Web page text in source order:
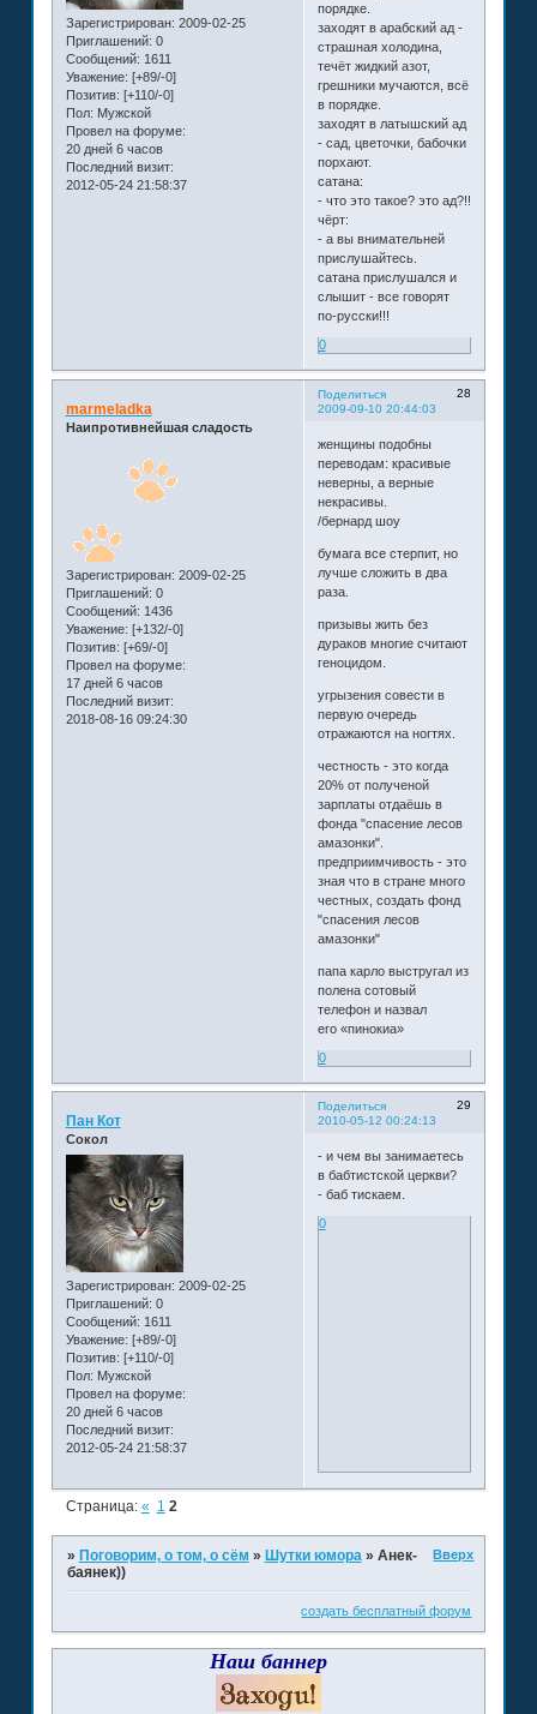
Зарегистрирован: 2009-02-25
Приглашений: 0
Сообщений: 1611
Уважение: [+89/-0]
Позитив: [+110/-0]
Пол: Мужской
Провел на форуме:
20 дней 6 часов
Последний визит:
2012-05-24 21:58:37
порядке.
заходят в арабский ад -
страшная холодина,
течёт жидкий азот,
грешники мучаются, всё
в порядке.
заходят в латышский ад
- сад, цветочки, бабочки
порхают.
сатана:
- что это такое? это ад?!!
чёрт:
- а вы внимательней
прислушайтесь.
сатана прислушался и
слышит - все говорят
по-русски!!!
0
Поделиться
28
2009-09-10 20:44:03
marmeladka
Наипротивнейшая сладость
Зарегистрирован: 2009-02-25
Приглашений: 0
Сообщений: 1436
Уважение: [+132/-0]
Позитив: [+69/-0]
Провел на форуме:
17 дней 6 часов
Последний визит:
2018-08-16 09:24:30
женщины подобны
переводам: красивые
неверны, а верные
некрасивы.
/бернард шоу
бумага все стерпит, но
лучше сложить в два
раза.
призывы жить без
дураков многие считают
геноцидом.
угрызения совести в
первую очередь
отражаются на ногтях.
честность - это когда
20% от полученой
зарплаты отдаёшь в
фонда "спасение лесов
амазонки".
предприимчивость - это
зная что в стране много
честных, создать фонд
"спасения лесов
амазонки"
папа карло выстругал из
полена сотовый
телефон и назвал
его «пинокиа»
0
Поделиться
29
2010-05-12 00:24:13
Пан Кот
Сокол
Зарегистрирован: 2009-02-25
Приглашений: 0
Сообщений: 1611
Уважение: [+89/-0]
Позитив: [+110/-0]
Пол: Мужской
Провел на форуме:
20 дней 6 часов
Последний визит:
2012-05-24 21:58:37
- и чем вы занимаетесь
в бабтистской церкви?
- баб тискаем.
0
Страница: « 1 2
» Поговорим, о том, о сём » Шутки юмора » Анек-
баянек))
Вверх
создать бесплатный форум
Наш баннер